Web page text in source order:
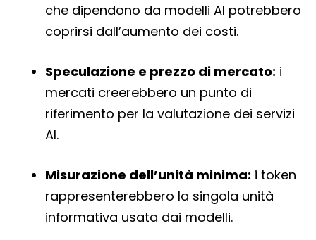
che dipendono da modelli AI potrebbero
coprirsi dall’aumento dei costi.
Speculazione e prezzo di mercato: i
mercati creerebbero un punto di
riferimento per la valutazione dei servizi
AI.
Misurazione dell’unità minima: i token
rappresenterebbero la singola unità
informativa usata dai modelli.